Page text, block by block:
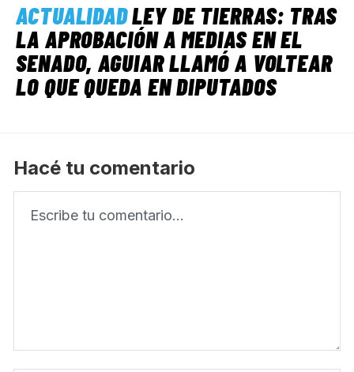
ACTUALIDADLEY DE TIERRAS: TRAS
LA APROBACIÓN A MEDIAS EN EL
SENADO, AGUIAR LLAMÓ A VOLTEAR
LO QUE QUEDA EN DIPUTADOS
Hacé tu comentario